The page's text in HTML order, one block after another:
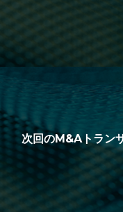
次回のM&Aトラン